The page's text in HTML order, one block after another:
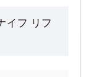
イフ リフ